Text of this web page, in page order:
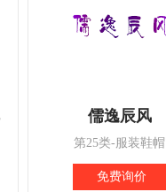
儒逸辰风
第25类-服装鞋帽
免费询价